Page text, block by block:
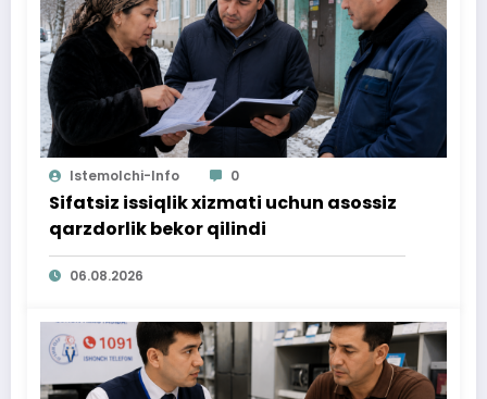
Istemolchi-Info 0
Sifatsiz issiqlik xizmati uchun asossiz
qarzdorlik bekor qilindi
06.08.2026